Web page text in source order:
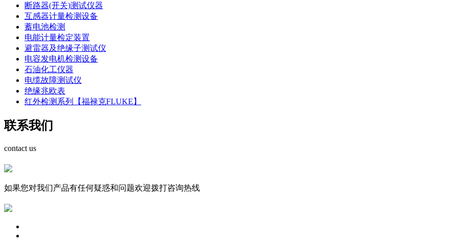
断路器(开关)测试仪器
互感器计量检测设备
蓄电池检测
电能计量检定装置
避雷器及绝缘子测试仪
电容发电机检测设备
石油化工仪器
电缆故障测试仪
绝缘兆欧表
红外检测系列【福禄克FLUKE】
联系我们
contact us
如果您对我们产品有任何疑惑和问题欢迎拨打咨询热线